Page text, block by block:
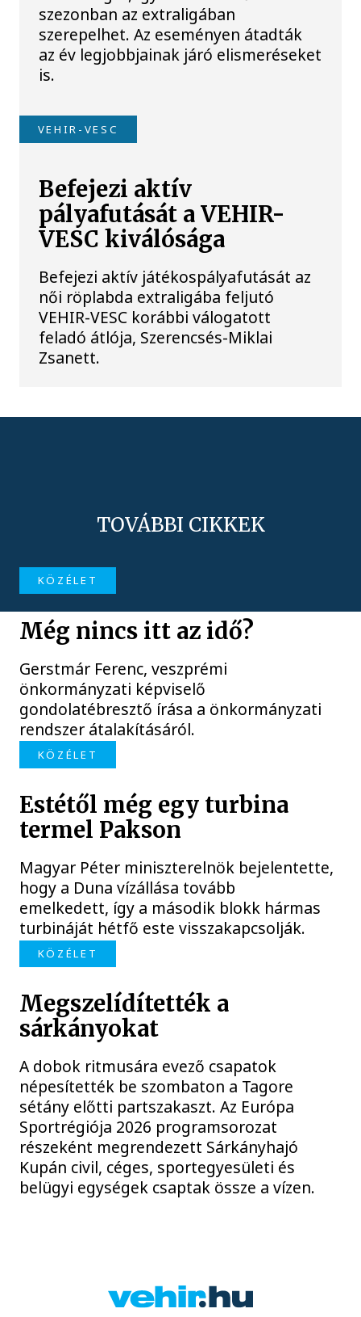
szezonban az extraligában
szerepelhet. Az eseményen átadták
az év legjobbjainak járó elismeréseket
is.
VEHIR-VESC
Befejezi aktív
pályafutását a VEHIR-
VESC kiválósága
Befejezi aktív játékospályafutását az
női röplabda extraligába feljutó
VEHIR-VESC korábbi válogatott
feladó átlója, Szerencsés-Miklai
Zsanett.
TOVÁBBI CIKKEK
KÖZÉLET
Még nincs itt az idő?
Gerstmár Ferenc, veszprémi
önkormányzati képviselő
gondolatébresztő írása a önkormányzati
rendszer átalakításáról.
KÖZÉLET
Estétől még egy turbina
termel Pakson
Magyar Péter miniszterelnök bejelentette,
hogy a Duna vízállása tovább
emelkedett, így a második blokk hármas
turbináját hétfő este visszakapcsolják.
KÖZÉLET
Megszelídítették a
sárkányokat
A dobok ritmusára evező csapatok
népesítették be szombaton a Tagore
sétány előtti partszakaszt. Az Európa
Sportrégiója 2026 programsorozat
részeként megrendezett Sárkányhajó
Kupán civil, céges, sportegyesületi és
belügyi egységek csaptak össze a vízen.